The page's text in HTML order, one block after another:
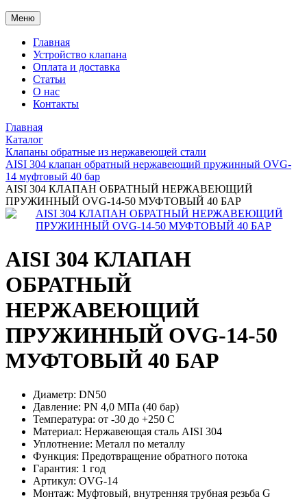
Меню
Главная
Устройство клапана
Оплата и доставка
Статьи
О нас
Контакты
Главная
Каталог
Клапаны обратные из нержавеющей стали
AISI 304 клапан обратный нержавеющий пружинный OVG-
14 муфтовый 40 бар
AISI 304 КЛАПАН ОБРАТНЫЙ НЕРЖАВЕЮЩИЙ
ПРУЖИННЫЙ OVG-14-50 МУФТОВЫЙ 40 БАР
AISI 304 КЛАПАН
ОБРАТНЫЙ
НЕРЖАВЕЮЩИЙ
ПРУЖИННЫЙ OVG-14-50
МУФТОВЫЙ 40 БАР
Диаметр: DN50
Давление: PN 4,0 МПа (40 бар)
Температура: от -30 до +250 С
Материал: Нержавеющая сталь AISI 304
Уплотнение: Металл по металлу
Функция: Предотвращение обратного потока
Гарантия: 1 год
Артикул: OVG-14
Монтаж: Муфтовый, внутренняя трубная резьба G